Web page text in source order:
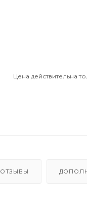
Цена действительна
ОТЗЫВЫ